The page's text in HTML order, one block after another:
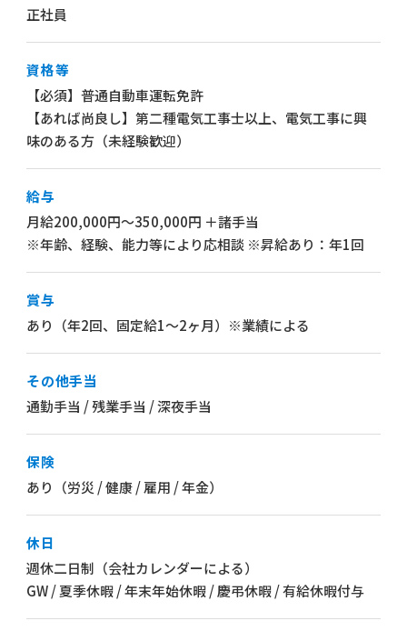
正社員
資格等
【必須】普通自動車運転免許
【あれば尚良し】第二種電気工事士以上、電気工事に興
味のある方（未経験歓迎）
給与
月給200,000円～350,000円 ＋諸手当
※年齢、経験、能力等により応相談 ※昇給あり：年1回
賞与
あり（年2回、固定給1～2ヶ月）※業績による
その他手当
通勤手当 / 残業手当 / 深夜手当
保険
あり（労災 / 健康 / 雇用 / 年金）
休日
週休二日制（会社カレンダーによる）
GW / 夏季休暇 / 年末年始休暇 / 慶弔休暇 / 有給休暇付与